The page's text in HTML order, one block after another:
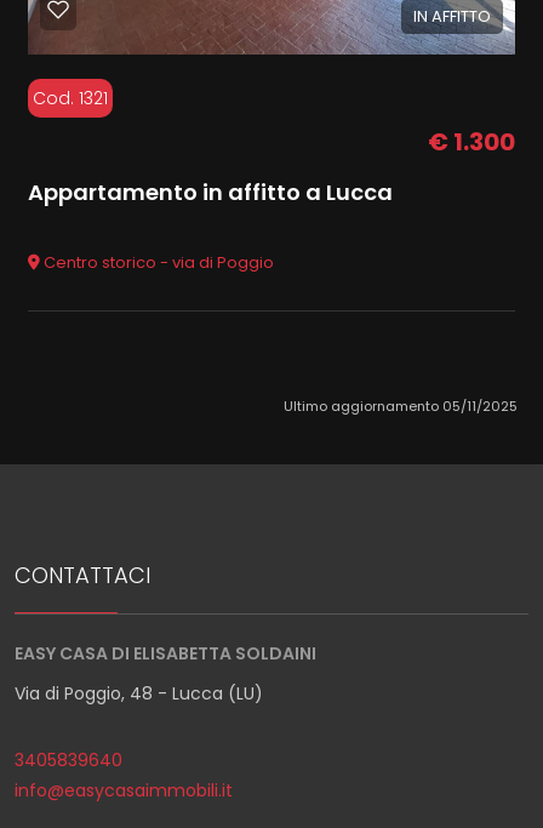
IN AFFITTO
Cod. 1321
€ 1.300
Appartamento in affitto a Lucca
Centro storico - via di Poggio
Ultimo aggiornamento 05/11/2025
CONTATTACI
EASY CASA DI ELISABETTA SOLDAINI
Via di Poggio, 48 - Lucca (LU)
3405839640
info@easycasaimmobili.it